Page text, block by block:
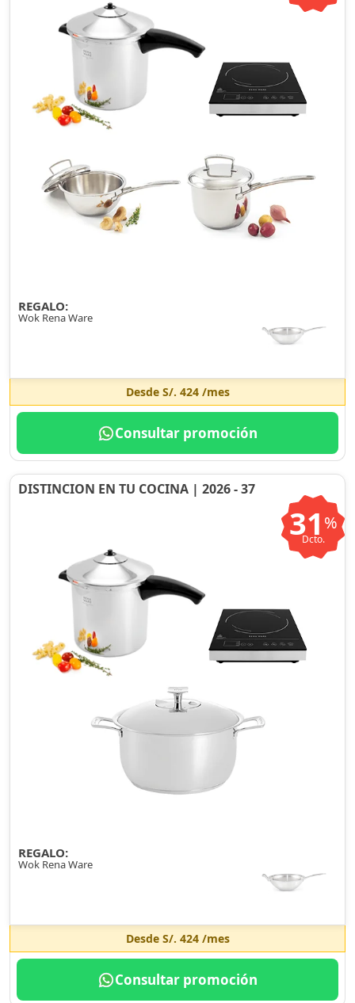
REGALO:
Wok Rena Ware
Desde S/. 424/mes
Consultar promoción
DISTINCION EN TU COCINA | 2026 - 37
31 %
Dcto.
REGALO:
Wok Rena Ware
Desde S/. 424/mes
Consultar promoción